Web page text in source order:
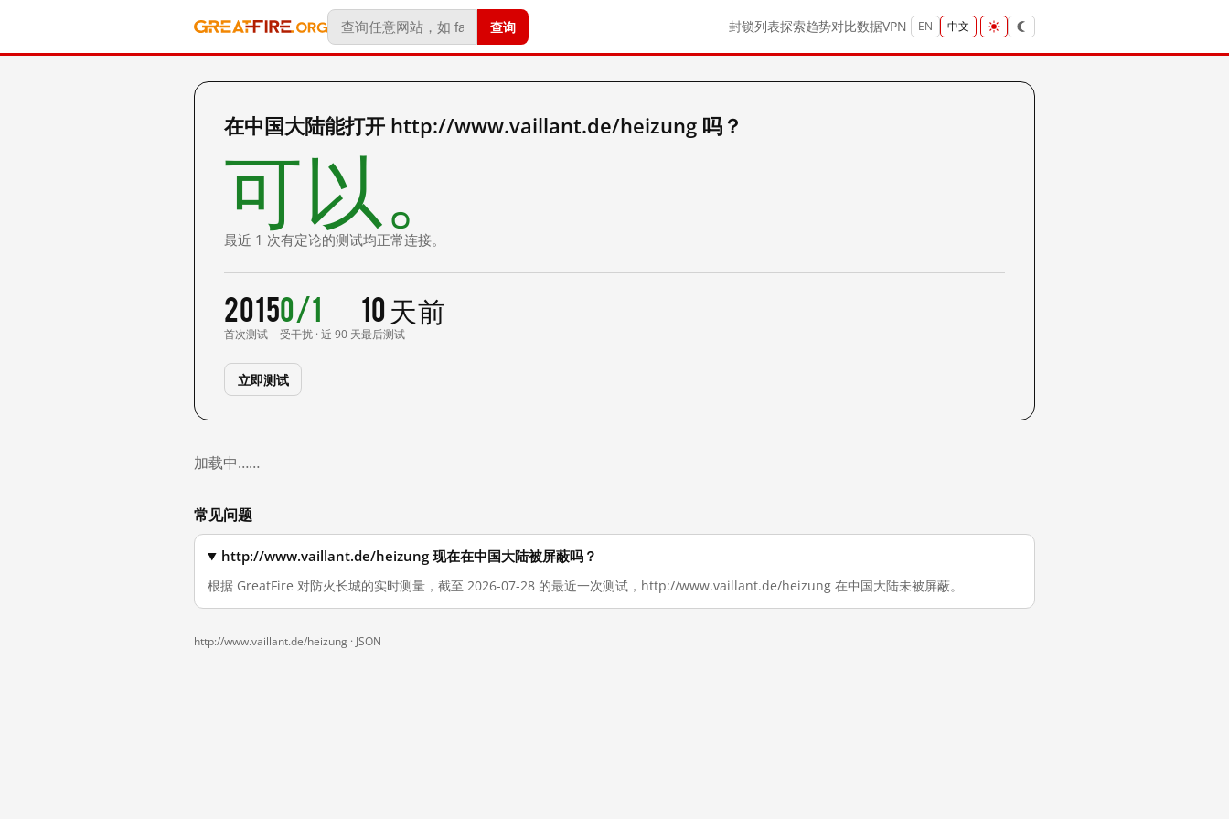
查询 封锁列表探索趋势对比数据VPN EN 中文
在中国大陆能打开 http://www.vaillant.de/heizung 吗？
可以。
最近 1 次有定论的测试均正常连接。
2015
首次测试
0/1
受干扰 · 近 90 天
10 天前
最后测试
立即测试
加载中……
常见问题
http://www.vaillant.de/heizung 现在在中国大陆被屏蔽吗？
根据 GreatFire 对防火长城的实时测量，截至 2026-07-28 的最近一次测试，http://www.vaillant.de/heizung 在中国大陆未被屏蔽。
http://www.vaillant.de/heizung · JSON